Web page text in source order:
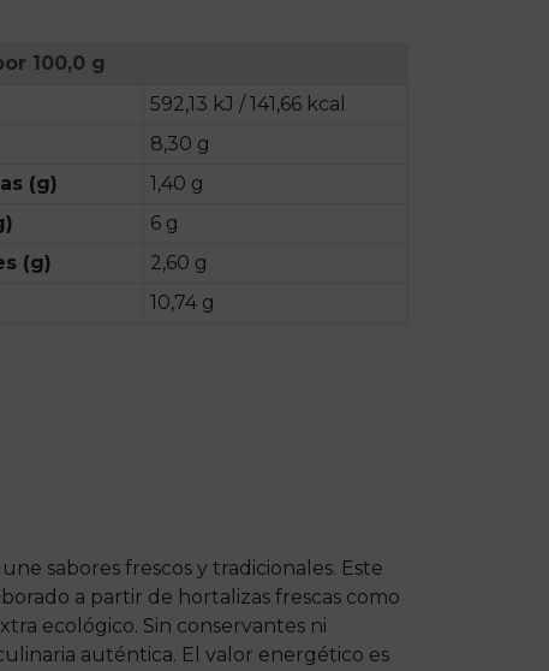
100,0 g
592,13 kJ / 141,66 kcal
8,30 g
(g)
1,40 g
6 g
(g)
2,60 g
10,74 g
sabores frescos y tradicionales. Este
a partir de hortalizas frescas como
ecológico. Sin conservantes ni
auténtica. El valor energético es